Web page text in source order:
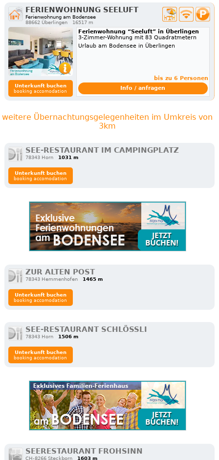
FERIENWOHNUNG SEELUFT
Ferienwohnung am Bodensee
88662 Überlingen
16517 m
Unterkunft buchen
booking accomodation
Ferienwohnung “Seeluft” in Überlingen
3-Zimmer-Wohnung mit 83 Quadratmetern
Urlaub am Bodensee in Überlingen
bis zu 6 Personen
Info / anfragen
weitere Übernachtungsgelegenheiten im Umkreis von
3km
SEE-RESTAURANT IM CAMPINGPLATZ
78343 Horn 1031 m
Unterkunft buchen
booking accomodation
ZUR ALTEN POST
78343 Hemmenhofen 1465 m
Unterkunft buchen
booking accomodation
SEE-RESTAURANT SCHLÖSSLI
78343 Horn 1506 m
Unterkunft buchen
booking accomodation
SEERESTAURANT FROHSINN
CH-8266 Steckborn 1603 m